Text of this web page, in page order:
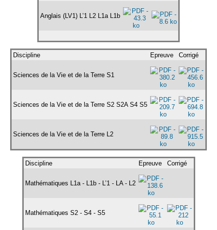
Anglais (LV1) L’1 L2 L1a L1b
Discipline Epreuve Corrigé
Sciences de la Vie et de la Terre S1
Sciences de la Vie et de la Terre S2 S2A S4 S5
Sciences de la Vie et de la Terre L2
Discipline Epreuve Corrigé
Mathématiques L1a - L1b - L’1 - LA - L2
Mathématiques S2 - S4 - S5